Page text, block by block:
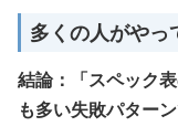
多くの人がやっ
結論：「スペック
も多い失敗パターン